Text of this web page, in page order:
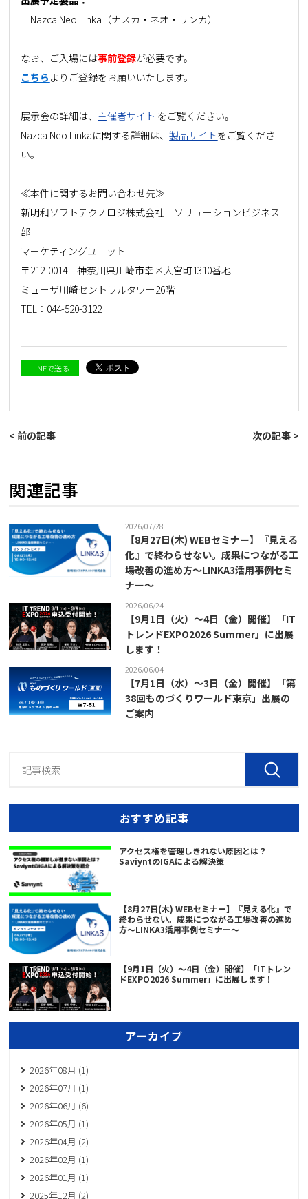
Nazca Neo Linka（ナスカ・ネオ・リンカ）
なお、ご入場には事前登録が必要です。
こちら よりご登録をお願いいたします。
展示会の詳細は、 主催者サイト をご覧ください。
Nazca Neo Linkaに関する詳細は、製品サイトをご覧くださ
い。
≪本件に関するお問い合わせ先≫
新明和ソフトテクノロジ株式会社 ソリューションビジネス
部
マーケティングユニット
〒212-0014 神奈川県川崎市幸区大宮町1310番地
ミューザ川崎セントラルタワー26階
TEL： 044-520-3122
LINEで送る
< 前の記事 次の記事 >
関連記事
2026/07/28
【8月27日(木) WEBセミナー】『見える
化』で終わらせない。成果につながる工
場改善の進め方～LINKA3活用事例セミ
ナー～
2026/06/24
【9月1日（火）～4日（金）開催】「IT
トレンドEXPO2026 Summer」に出展
します！
2026/06/04
【7月1日（水）～3日（金）開催】「第
38回ものづくりワールド東京」出展の
ご案内
おすすめ記事
アクセス権を管理しきれない原因とは？
SaviyntのIGAによる解決策
【8月27日(木) WEBセミナー】『見える化』で
終わらせない。成果につながる工場改善の進め
方～LINKA3活用事例セミナー～
【9月1日（火）～4日（金）開催】「ITトレン
ドEXPO2026 Summer」に出展します！
アーカイブ
2026年08月 (1)
2026年07月 (1)
2026年06月 (6)
2026年05月 (1)
2026年04月 (2)
2026年02月 (1)
2026年01月 (1)
2025年12月 (2)